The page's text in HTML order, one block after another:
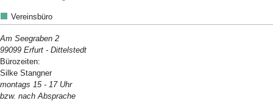
Vereinsbüro
Am Seegraben 2
99099 Erfurt - Dittelstedt
Bürozeiten:
Silke Stangner
montags 15 - 17 Uhr
bzw. nach Absprache